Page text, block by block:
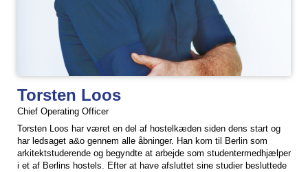
Torsten Loos
Chief Operating Officer
Torsten Loos har været en del af hostelkæden siden dens start og
har ledsaget a&o gennem alle åbninger. Han kom til Berlin som
arkitektstuderende og begyndte at arbejde som studentermedhjælper
i et af Berlins hostels. Efter at have afsluttet sine studier besluttede